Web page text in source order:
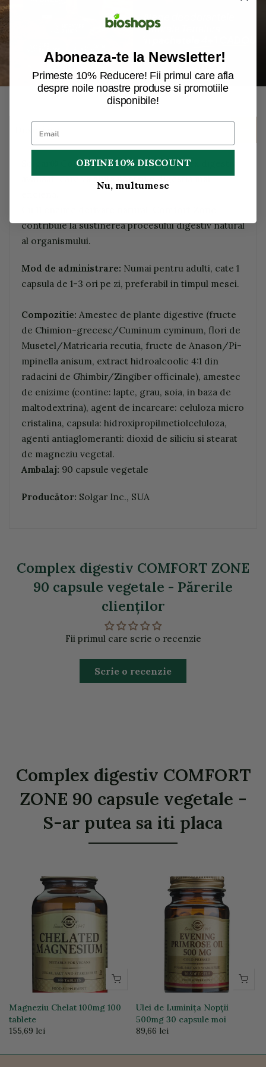
Descriere
Solgar® Comfort Zone este un complex digestiv
avansat, care va ajuta pentru o digestia mai
contribuie la sustinerea procesului digestiv natural
al organismului.
Mod de administrare: Numai pentru adulti, cate 1
capsula de 1-3 ori pe zi, preferabil in timpul mesei.
Compozitie: Amestec de plante digestive (fructe
de Chimion-grecesc/Cuminum cyminum, flori de
Musetel/Matricaria recutia, fructe de Anason/Pi-
mpinella anisum, extract hidroalcoolic 4:1 din
radacini de Ghimbir/Zingiber officinale), amestec
de enizime (contine: lapte, grau, soia, in baza de
maltodextrina), agent de incarcare: celuloza micro
cristalina, capsula: hidroxipropilmetiolceluloza,
agenti antiaglomeranti: dioxid de siliciu si stearat
de magneziu vegetal.
Ambalaj: 90 capsule vegetale
Producător: Solgar Inc., SUA
Complex digestiv COMFORT ZONE
90 capsule vegetale - Părerile
clienţilor
Fii primul care scrie o recenzie
Scrie o recenzie
Complex digestiv COMFORT
ZONE 90 capsule vegetale -
S-ar putea sa iti placa
Magneziu Chelat 100mg 100
tablete
155,69 lei
Ulei de Luminița Nopții
500mg 30 capsule moi
89,66 lei
Aboneaza-te la Newsletter!
Primeste 10% Reducere! Fii primul care afla
despre noile noastre produse si promotiile
disponibile!
OBTINE 10% DISCOUNT
Nu, multumesc